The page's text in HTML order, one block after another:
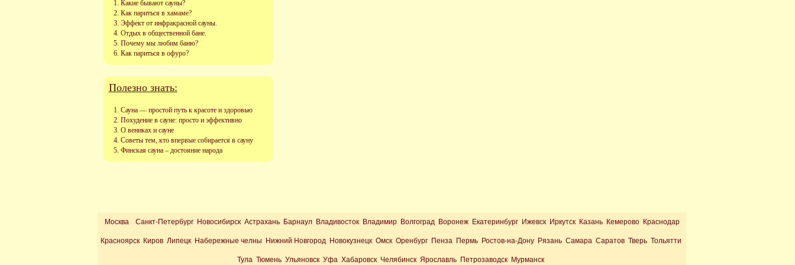
Какие бывают сауны?
Как париться в хамаме?
Эффект от инфракрасной сауны.
Отдых в общественной бане.
Почему мы любим баню?
Как париться в офуро?
Полезно знать:
Сауна — простой путь к красоте и здоровью
Похудение в сауне: просто и эффективно
О вениках и сауне
Советы тем, кто впервые собирается в сауну
Финская сауна – достояние народа
Москва Санкт-Петербург Новосибирск Астрахань Барнаул Владивосток Владимир Волгоград Воронеж Екатеринбург Ижевск Иркутск Казань Кемерово Краснодар
Красноярск Киров Липецк Набережные челны Нижний Новгород Новокузнецк Омск Оренбург Пенза Пермь Ростов-на-Дону Рязань Самара Саратов Тверь Тольятти
Тула Тюмень Ульяновск Уфа Хабаровск Челябинск Ярославль Петрозаводск Мурманск